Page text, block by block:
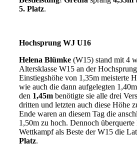
5. Platz.
Hochsprung WJ U16
Helena Blümke (W15) stand mit 4
Altersklasse W15 an der
Einstiegshöhe von 1,35m meisterte
wie auch die dann aufgelegten
den 1,45mbenötigte sie alle drei
dritten und letzten auch diese Höhe
Ende waren an diesem Tag die
1,50m zu hoch. Dennoch überquerte
Wettkampf als Beste der W15 die
Platz.